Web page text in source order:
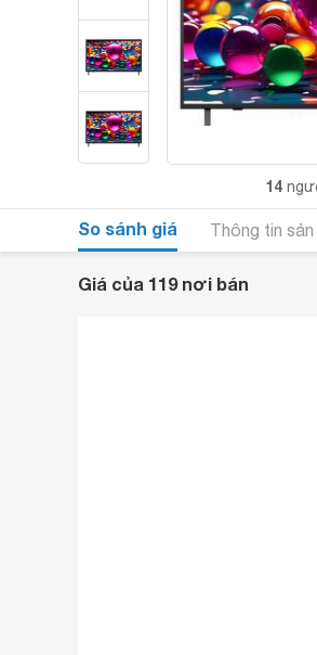
14
So sánh giá Thông tin sản
Giá của 119 nơi bán